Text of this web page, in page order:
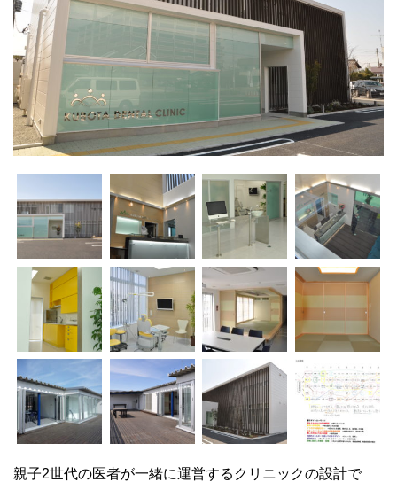
親子2世代の医者が一緒に運営するクリニックの設計で